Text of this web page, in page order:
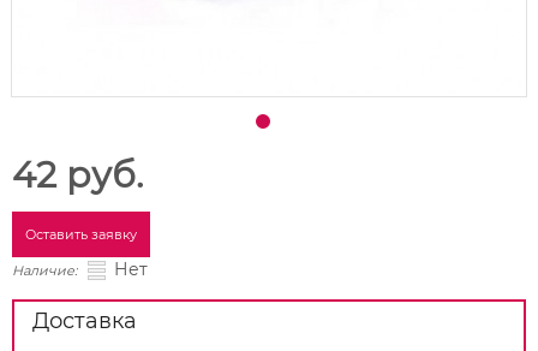
42 руб.
Оставить заявку
Наличие: Нет
Доставка